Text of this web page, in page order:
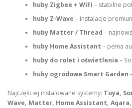
huby Zigbee + WiFi – stabilne
huby Z-Wave – instalacje
huby Matter / Thread –
huby Home Assistant – pełna
huby do rolet i oświetlenia –
huby ogrodowe Smart Garden
Najczęściej instalowane systemy: Tuya,
Wave, Matter, Home Assistant,